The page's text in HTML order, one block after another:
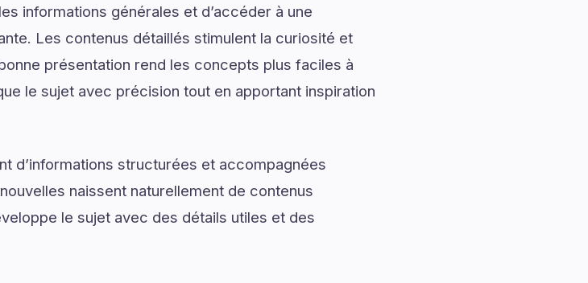
informations générales et d’accéder à une
Les contenus détaillés stimulent la curiosité et
présentation rend les concepts plus faciles à
le sujet avec précision tout en apportant inspiration
d’informations structurées et accompagnées
naissent naturellement de contenus
le sujet avec des détails utiles et des